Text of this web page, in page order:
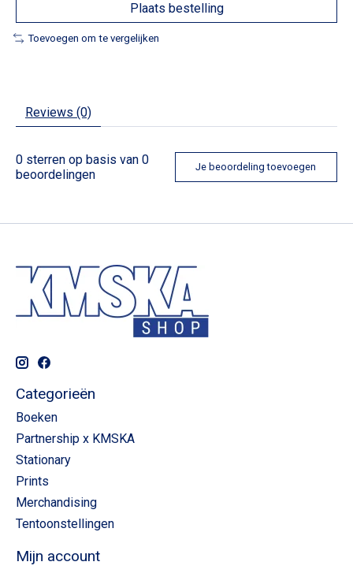
Plaats bestelling
Toevoegen om te vergelijken
Reviews (0)
0 sterren op basis van 0
beoordelingen
Je beoordeling toevoegen
Categorieën
Boeken
Partnership x KMSKA
Stationary
Prints
Merchandising
Tentoonstellingen
Mijn account